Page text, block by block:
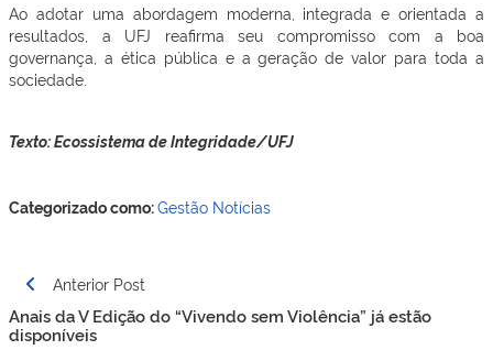
Ao adotar uma abordagem moderna, integrada e orientada a
resultados, a UFJ reafirma seu compromisso com a boa
governança, a ética pública e a geração de valor para toda a
sociedade.
Texto: Ecossistema de Integridade/UFJ
Categorizado como:Gestão Notícias
Navegação
de
Post
Anterior Post
Anais da V Edição do “Vivendo sem Violência” já estão
disponíveis